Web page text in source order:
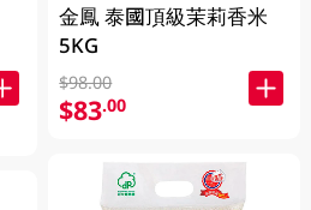
金鳳 泰國頂級茉莉香米
5KG
$98.00
$83.00